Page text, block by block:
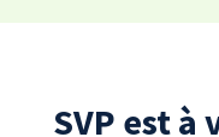
SVP est à